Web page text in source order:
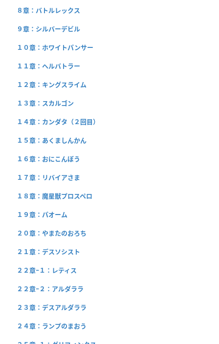
８章：バトルレックス
９章：シルバーデビル
１０章：ホワイトパンサー
１１章：ヘルバトラー
１２章：キングスライム
１３章：スカルゴン
１４章：カンダタ（２回目）
１５章：あくましんかん
１６章：おにこんぼう
１７章：リバイアさま
１８章：魔星獣プロスペロ
１９章：パオーム
２０章：やまたのおろち
２１章：デスソシスト
２２章−１：レティス
２２章−２：アルダララ
２３章：デスアルダララ
２４章：ランプのまおう